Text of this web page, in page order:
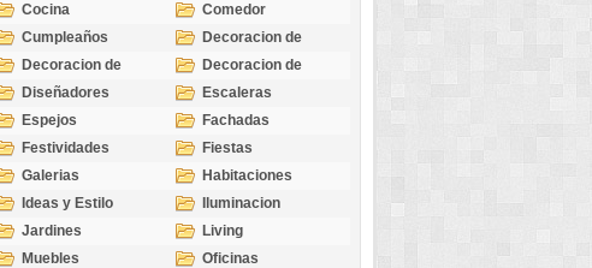
Cocina
Comedor
Cumpleaños
Decoracion de
Exteriores
Decoracion de
Interiores
Decoracion de
Ocasiones
Diseñadores
Escaleras
Espejos
Fachadas
Festividades
Fiestas
Galerias
Habitaciones
Ideas y Estilo
Iluminacion
Jardines
Living
Muebles
Oficinas